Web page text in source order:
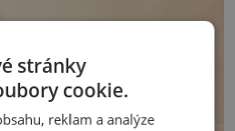
která mají posílit obranu jeho
stránky
cookie.
reklam a analýze